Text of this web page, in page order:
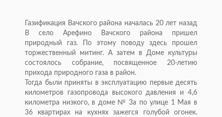
Газификация Вачского района началась 20 лет назад
В село Арефино Вачского района пришел
природный газ. По этому поводу здесь прошел
торжественный митинг. А затем в Доме культуры
состоялось собрание, посвященное 20-летию
прихода природного газа в район.
Тогда были приняты в эксплуатацию первые десять
километров газопровода высокого давления и 4,6
километра низкого, в доме № 3а по улице 1 Мая в
36 квартирах на кухнях зажегся голубой огонек.